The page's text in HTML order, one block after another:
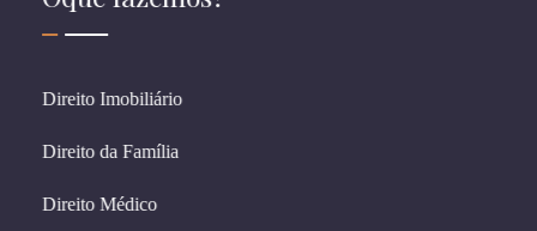
Direito Imobiliário
Direito da Família
Direito Médico